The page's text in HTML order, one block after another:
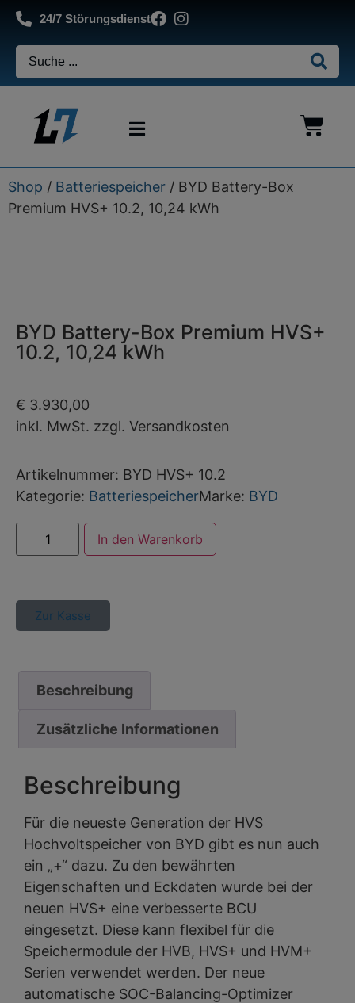
24/7 Störungsdienst
Shop / Batteriespeicher / BYD Battery-Box
Premium HVS+ 10.2, 10,24 kWh
BYD Battery-Box Premium HVS+
10.2, 10,24 kWh
€ 3.930,00
inkl. MwSt. zzgl. Versandkosten
Artikelnummer: BYD HVS+ 10.2
Kategorie: BatteriespeicherMarke: BYD
In den Warenkorb
Zur Kasse
Beschreibung
Zusätzliche Informationen
Beschreibung
Für die neueste Generation der HVS
Hochvoltspeicher von BYD gibt es nun auch
ein „+“ dazu. Zu den bewährten
Eigenschaften und Eckdaten wurde bei der
neuen HVS+ eine verbesserte BCU
eingesetzt. Diese kann flexibel für die
Speichermodule der HVB, HVS+ und HVM+
Serien verwendet werden. Der neue
automatische SOC-Balancing-Optimizer